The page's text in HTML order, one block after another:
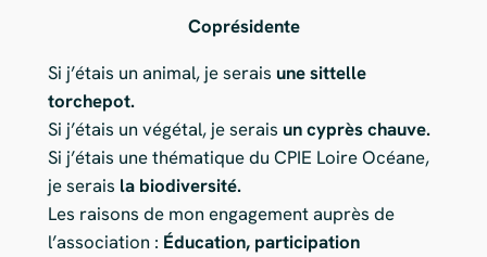
Coprésidente
Si j’étais un animal, je serais une sittelle
torchepot.
Si j’étais un végétal, je serais un cyprès chauve.
Si j’étais une thématique du CPIE Loire Océane,
je serais la biodiversité.
Les raisons de mon engagement auprès de
l’association : Éducation, participation